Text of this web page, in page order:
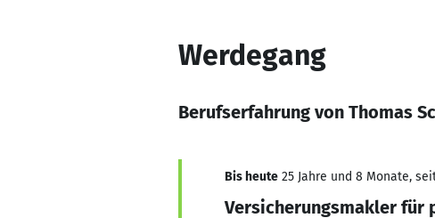
Werdegang
Berufserfahrung von Thomas
Bis heute 25 Jahre und 8 Monate,
Versicherungsmakler für